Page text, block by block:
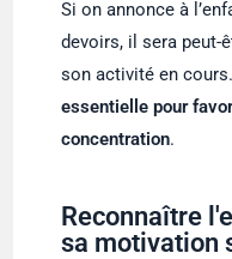
Si on annonce à
devoirs, il sera peut-
son activité en cours.
essentielle pour
concentration.
Reconnaître
sa motivation